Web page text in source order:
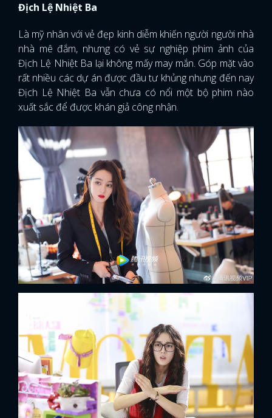
Địch Lệ Nhiệt Ba
Là mỹ nhân với vẻ đẹp kinh diễm khiến người người nhà
nhà mê đắm, nhưng có vẻ sự nghiệp phim ảnh của
Địch Lệ Nhiệt Ba lại không mấy may mắn. Góp mặt vào
rất nhiều các dự án được đầu tư khủng nhưng đến nay
Địch Lệ Nhiệt Ba vẫn chưa có nổi một bộ phim nào
xuất sắc để được khán giả công nhận.